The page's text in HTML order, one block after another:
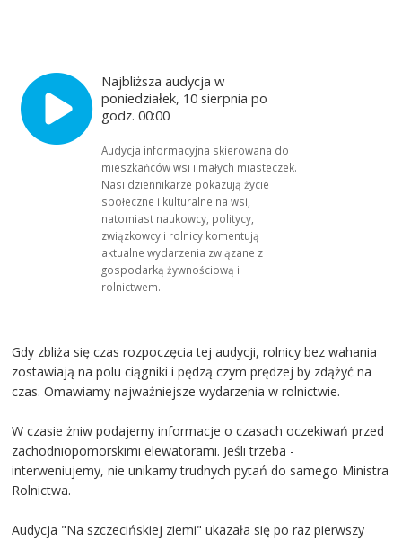
Najbliższa audycja w
poniedziałek, 10 sierpnia po
godz. 00:00
Audycja informacyjna skierowana do
mieszkańców wsi i małych miasteczek.
Nasi dziennikarze pokazują życie
społeczne i kulturalne na wsi,
natomiast naukowcy, politycy,
związkowcy i rolnicy komentują
aktualne wydarzenia związane z
gospodarką żywnościową i
rolnictwem.
Gdy zbliża się czas rozpoczęcia tej audycji, rolnicy bez wahania
zostawiają na polu ciągniki i pędzą czym prędzej by zdążyć na
czas. Omawiamy najważniejsze wydarzenia w rolnictwie.
W czasie żniw podajemy informacje o czasach oczekiwań przed
zachodniopomorskimi elewatorami. Jeśli trzeba -
interweniujemy, nie unikamy trudnych pytań do samego Ministra
Rolnictwa.
Audycja "Na szczecińskiej ziemi" ukazała się po raz pierwszy